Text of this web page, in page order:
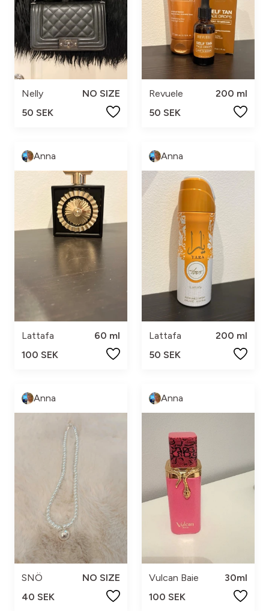
Nelly
NO SIZE
50 SEK
Revuele
200 ml
50 SEK
Anna
Lattafa
60 ml
100 SEK
Anna
Lattafa
200 ml
50 SEK
Anna
SNÖ
NO SIZE
40 SEK
Anna
Vulcan Baie
30ml
100 SEK